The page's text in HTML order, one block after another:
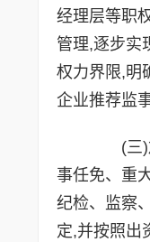
经理层等职
管理,逐步实
权力界限,明
企业推荐监
(三)加
事任免、重
纪检、监察
定,并按照出